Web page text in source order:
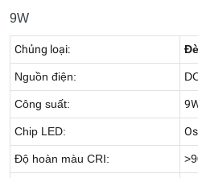
9W
Chủng loại:
Nguồn điện:
Công suất:
Chip LED:
Độ hoàn màu CRI: